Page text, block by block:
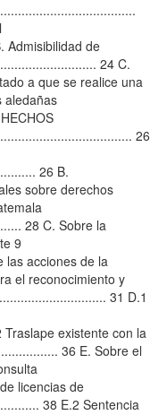
Admisibilidad de
24 C.
a que se realice una
aledañas
26
26 B.
sobre derechos
28 C. Sobre la
9
las acciones de la
el reconocimiento y
31 D.1
existente con la
36 E. Sobre el
licencias de
38 E.2 Sentencia